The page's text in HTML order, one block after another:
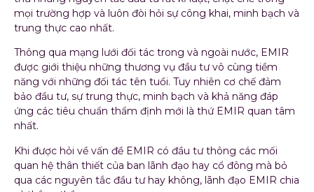
mọi trường hợp và luôn đòi hỏi sự công khai, minh bạch và
trung thực cao nhất.
Thông qua mạng lưới đối tác trong và ngoài nước, EMIR
được giới thiệu những thương vụ đầu tư vô cùng tiềm
năng với những đối tác tên tuổi. Tuy nhiên cơ chế đảm
bảo đầu tư, sự trung thực, minh bạch và khả năng đáp
ứng các tiêu chuẩn thẩm định mới là thứ EMIR quan tâm
nhất.
Khi được hỏi về vấn đề EMIR có đầu tư thông các mối
quan hệ thân thiết của ban lãnh đạo hay cổ đông mà bỏ
qua các nguyên tắc đầu tư hay không, lãnh đạo EMIR chia